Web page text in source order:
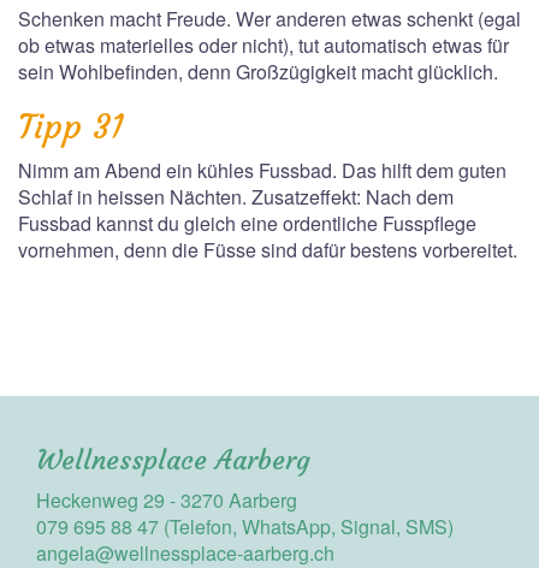
Schenken macht Freude. Wer anderen etwas schenkt (egal
ob etwas materielles oder nicht), tut automatisch etwas für
sein Wohlbefinden, denn Großzügigkeit macht glücklich.
Tipp 31
Nimm am Abend ein kühles Fussbad. Das hilft dem guten
Schlaf in heissen Nächten. Zusatzeffekt: Nach dem
Fussbad kannst du gleich eine ordentliche Fusspflege
vornehmen, denn die Füsse sind dafür bestens vorbereitet.
Wellnessplace Aarberg
Heckenweg 29 - 3270 Aarberg
079 695 88 47 (Telefon, WhatsApp, Signal, SMS)
angela@wellnessplace-aarberg.ch